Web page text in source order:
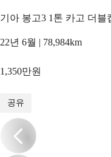
기아 봉고3 1톤 카고 더블
22년 6월 | 78,984km
1,350만원
공유
/17